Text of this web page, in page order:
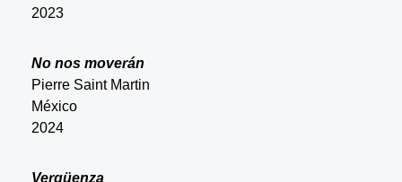
2023
No nos moverán
Pierre Saint Martin
México
2024
Vergüenza